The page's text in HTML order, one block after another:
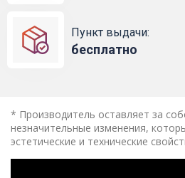
Пункт выдачи:
бесплатно
* Производитель оставляет за
незначительные изменения,
эстетические и технические